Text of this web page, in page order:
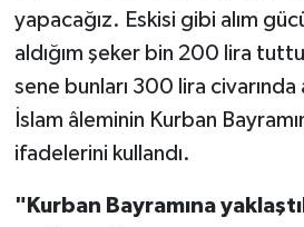
yapacağız. Eskisi gibi alım
aldığım şeker bin 200 lira
sene bunları 300 lira civarında
İslam âleminin Kurban
ifadelerini kullandı.
"Kurban Bayramına